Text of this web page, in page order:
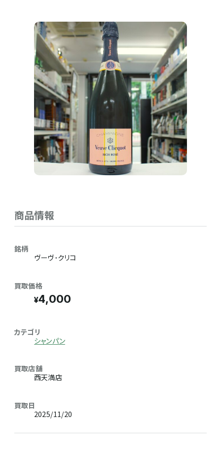
商品情報
銘柄
ヴーヴ･クリコ
買取価格
4,000
カテゴリ
シャンパン
買取店舗
西天満店
買取日
2025/11/20